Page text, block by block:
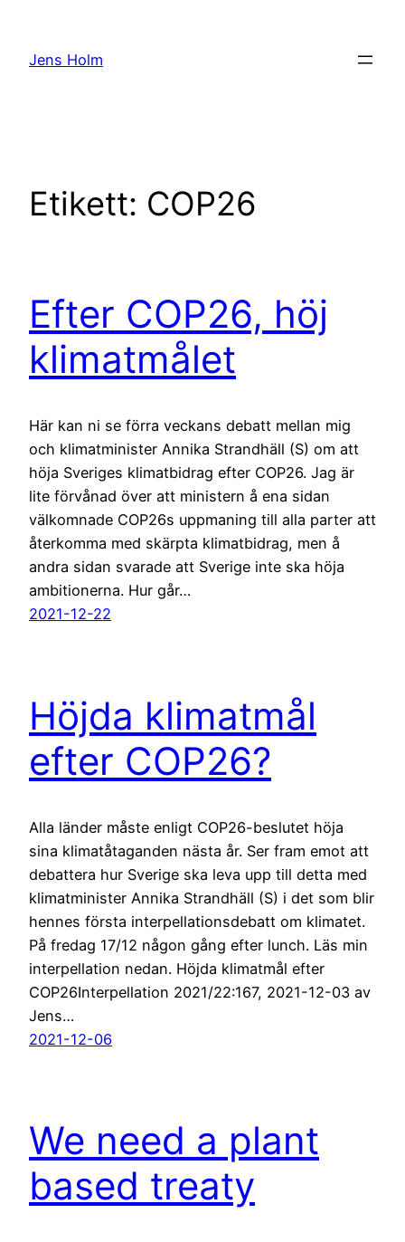
innehåll
Jens Holm
Etikett: COP26
Efter COP26, höj
klimatmålet
Här kan ni se förra veckans debatt mellan mig
och klimatminister Annika Strandhäll (S) om att
höja Sveriges klimatbidrag efter COP26. Jag är
lite förvånad över att ministern å ena sidan
välkomnade COP26s uppmaning till alla parter att
återkomma med skärpta klimatbidrag, men å
andra sidan svarade att Sverige inte ska höja
ambitionerna. Hur går…
2021-12-22
Höjda klimatmål
efter COP26?
Alla länder måste enligt COP26-beslutet höja
sina klimatåtaganden nästa år. Ser fram emot att
debattera hur Sverige ska leva upp till detta med
klimatminister Annika Strandhäll (S) i det som blir
hennes första interpellationsdebatt om klimatet.
På fredag 17/12 någon gång efter lunch. Läs min
interpellation nedan. Höjda klimatmål efter
COP26Interpellation 2021/22:167, 2021-12-03 av
Jens…
2021-12-06
We need a plant
based treaty